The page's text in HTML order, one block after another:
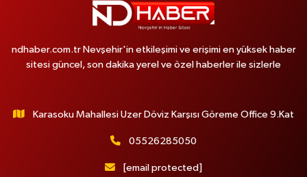
ndhaber.com.tr Nevşehir'in etkileşimi ve erişimi en yüksek haber
sitesi güncel, son dakika yerel ve özel haberler ile sizlerle
Karasoku Mahallesi Uzer Döviz Karşısı Göreme Office 9.Kat
05526285050
[email protected]